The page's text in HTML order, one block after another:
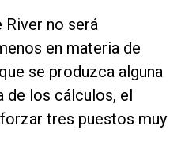
River no será
en materia de
se produzca alguna
los cálculos, el
tres puestos muy